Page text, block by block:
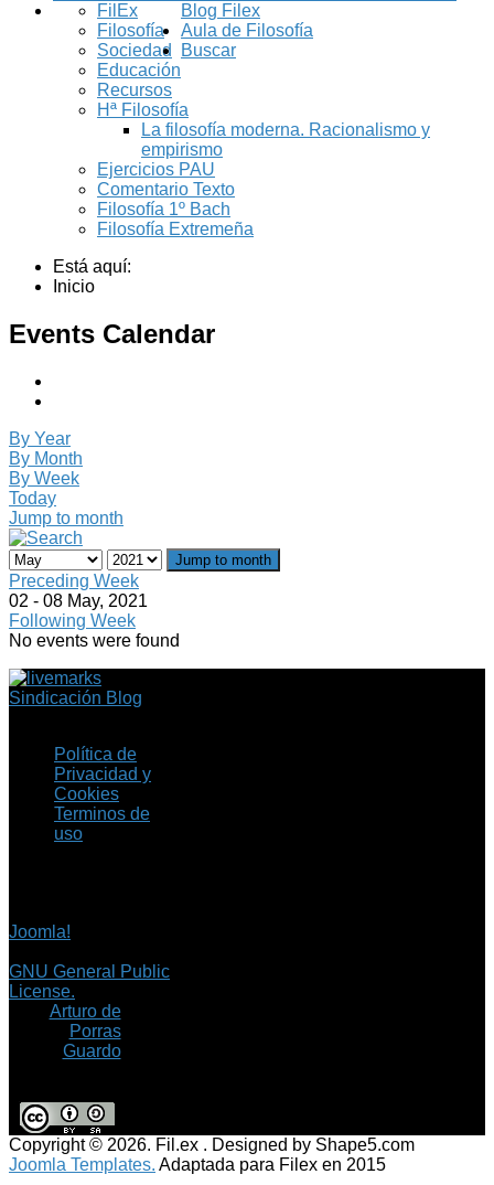
Blog Filex
FilEx
Filosofía
Sociedad
Educación
Recursos
Aula de Filosofía
Hª Filosofía
La filosofía moderna. Racionalismo y
empirismo
Ejercicios PAU
Comentario Texto
Filosofía 1º Bach
Filosofía Extremeña
Buscar
Está aquí:
Inicio
Events Calendar
By Year
By Month
By Week
Today
Jump to month
Jump to month
Preceding Week
02 - 08 May, 2021
Following Week
No events were found
Sindicación Blog
Política de
Privacidad y
Cookies
Terminos de
uso
Joomla!
GNU General Public
License.
Arturo de
Porras
Guardo
Copyright © 2026. Fil.ex . Designed by Shape5.com
Joomla Templates. Adaptada para Filex en 2015